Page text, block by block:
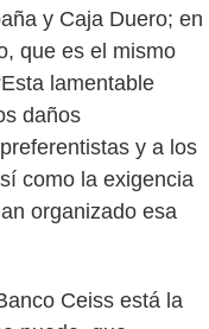
y Caja Duero; en
que es el mismo
lamentable
daños
y a los
como la exigencia
organizado esa
Ceiss está la